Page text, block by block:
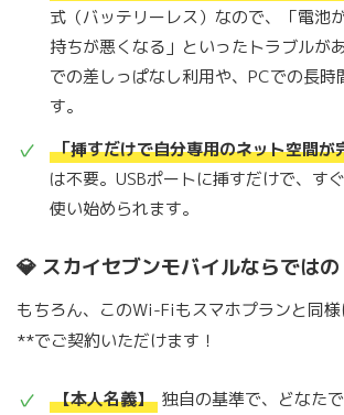
式（バッテリーレス）なので、「電池
持ちが悪くなる」といったトラブルが
での差しっぱなし利用や、PCでの長時
す。
「挿すだけで自分専用のネット空間が
は不要。USBポートに挿すだけで、す
使い始められます。
💎 スカイセブンモバイルならではの
もちろん、このWi-Fiもスマホプランと同様
**でご契約いただけます！
【本人名義】 独自の基準で、どなた